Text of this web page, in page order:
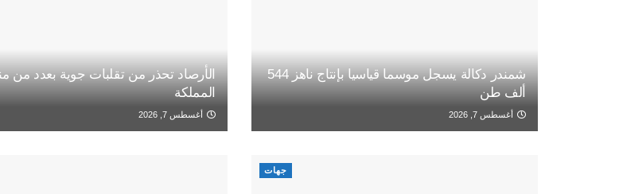
شمندر دكالة يسجل موسما قياسيا بإنتاج ناهز 544
ألف طن
أغسطس 7, 2026
الأرصاد تحذر من تقلبات جوية بعدد من
المملكة
أغسطس 7, 2026
جهات